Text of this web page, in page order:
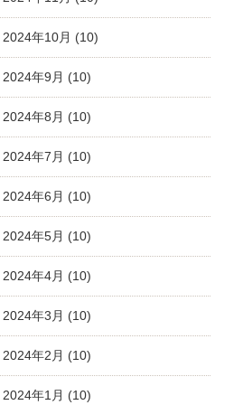
2024年10月 (10)
2024年9月 (10)
2024年8月 (10)
2024年7月 (10)
2024年6月 (10)
2024年5月 (10)
2024年4月 (10)
2024年3月 (10)
2024年2月 (10)
2024年1月 (10)